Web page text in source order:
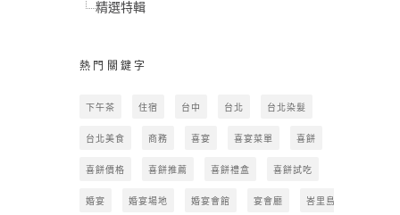
精選特輯
熱門關鍵字
下午茶 住宿 台中 台北 台北染髮
台北美食 商務 喜宴 喜宴菜單 喜餅
喜餅價格 喜餅推薦 喜餅禮盒 喜餅試吃
婚宴 婚宴場地 婚宴會館 宴會廳 峇里島